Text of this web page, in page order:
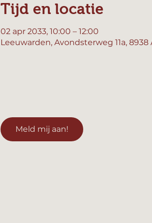
Tijd en locatie
02 apr 2033, 10:00 – 12:00
Leeuwarden, Avondsterweg 11a,
Meld mij aan!